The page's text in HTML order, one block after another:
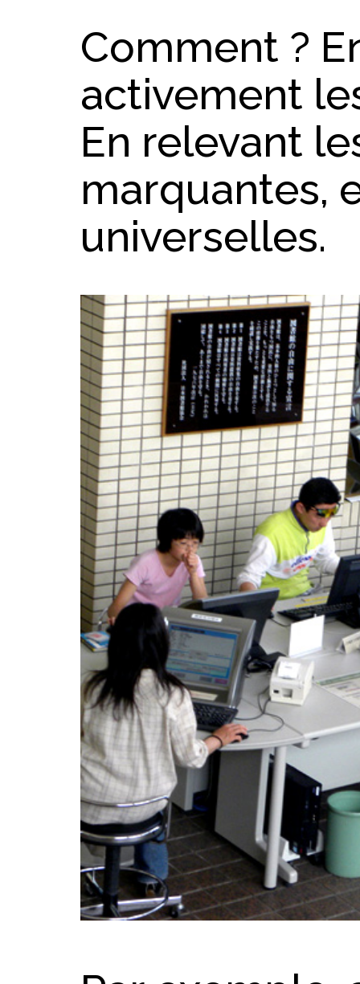
Comment ?
activement
En relevant
marquantes,
universelles.